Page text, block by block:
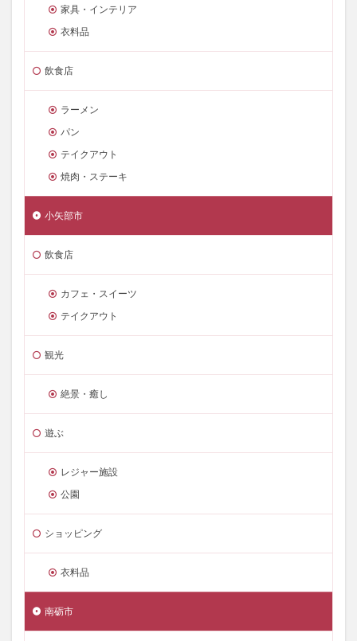
家具・インテリア
衣料品
飲食店
ラーメン
パン
テイクアウト
焼肉・ステーキ
小矢部市
飲食店
カフェ・スイーツ
テイクアウト
観光
絶景・癒し
遊ぶ
レジャー施設
公園
ショッピング
衣料品
南砺市